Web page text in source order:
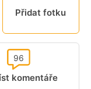
Přidat fotku
komentáře
96